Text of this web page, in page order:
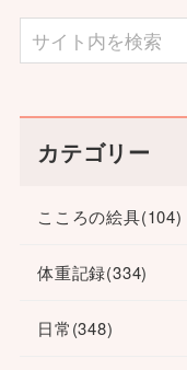
カテゴリー
こころの絵具(104)
体重記録(334)
日常(348)